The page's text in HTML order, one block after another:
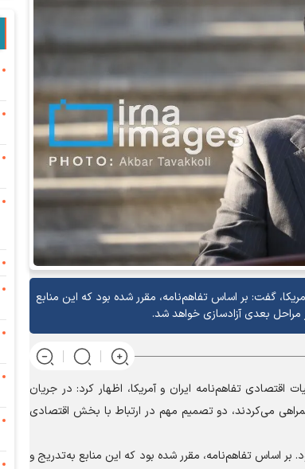
گفت: بر اساس تفاهم‌نامه، مقرر شده بود که این منابع
اظهار در تشریح جزئیات اقتصادی تفاهم‌نامه ایران و آمریکا، اظهار کرد: در جریان
می‌کردند، دو تصمیم مهم در ارتباط با بخش اقتصادی
بر اساس تفاهم‌نامه، مقرر شده بود که این منابع به‌تدریج و